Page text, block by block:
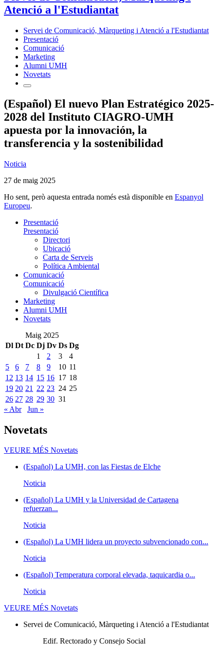
Atenció a l'Estudiantat
Servei de Comunicació, Màrqueting i Atenció a l'Estudiantat
Presentació
Comunicació
Marketing
Alumni UMH
Novetats
(Español) El nuevo Plan Estratégico 2025-
2028 del Instituto CIAGRO-UMH
apuesta por la innovación, la
transferencia y la sostenibilidad
Noticia
27 de maig 2025
Ho sent, però aquesta entrada només està disponible en Espanyol
Europeu.
Presentació
Presentació
Directori
Ubicació
Carta de Serveis
Política Ambiental
Comunicació
Comunicació
Divulgació Científica
Marketing
Alumni UMH
Novetats
Maig 2025
Dl Dt Dc Dj Dv Ds Dg
1
2 3
4
5
6 7 8 9 10 11
12 13 14 15 16 17 18
19 20 21 22 23 24 25
26 27 28 29 30 31
« Abr
Jun »
Novetats
VEURE MÉS Novetats
(Español) La UMH, con las Fiestas de Elche
Noticia
(Español) La UMH y la Universidad de Cartagena
refuerzan...
Noticia
(Español) La UMH lidera un proyecto subvencionado con...
Noticia
(Español) Temperatura corporal elevada, taquicardia o...
Noticia
VEURE MÉS Novetats
Servei de Comunicació, Màrqueting i Atenció a l'Estudiantat
Edif. Rectorado y Consejo Social